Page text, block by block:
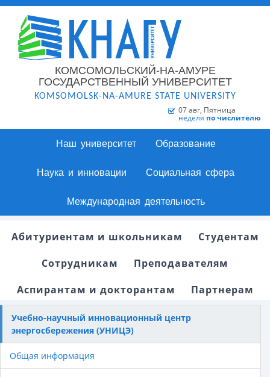
КОМСОМОЛЬСКИЙ-НА-АМУРЕ
ГОСУДАРСТВЕННЫЙ УНИВЕРСИТЕТ
KOMSOMOLSK-NA-AMURE STATE UNIVERSITY
07 авг, Пятница
неделя по числителю
Наш университет Образование
Наука и инновации Социальная сфера
Международная деятельность
Абитуриентам и школьникам
Студентам
Сотрудникам
Преподавателям
Аспирантам и докторантам
Партнерам
Учебно-научный инновационный центр
энергосбережения (УНИЦЭ)
Общая информация